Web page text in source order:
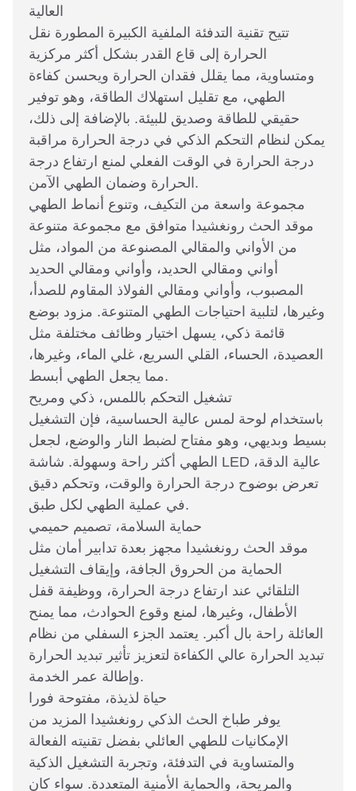
العالية
تتيح تقنية التدفئة الملفية الكبيرة المطورة نقل
الحرارة إلى قاع القدر بشكل أكثر مركزية
ومتساوية، مما يقلل فقدان الحرارة ويحسن كفاءة
الطهي، مع تقليل استهلاك الطاقة، وهو توفير
حقيقي للطاقة وصديق للبيئة. بالإضافة إلى ذلك،
يمكن لنظام التحكم الذكي في درجة الحرارة مراقبة
درجة الحرارة في الوقت الفعلي لمنع ارتفاع درجة
الحرارة وضمان الطهي الآمن.
مجموعة واسعة من التكيف، وتنوع أنماط الطهي
موقد الحث رونغشيدا متوافق مع مجموعة متنوعة
من الأواني والمقالي المصنوعة من المواد، مثل
أواني ومقالي الحديد، وأواني ومقالي الحديد
المصبوب، وأواني ومقالي الفولاذ المقاوم للصدأ،
وغيرها، لتلبية احتياجات الطهي المتنوعة. مزود بوضع
قائمة ذكي، يسهل اختيار وظائف مختلفة مثل
العصيدة، الحساء، القلي السريع، غلي الماء، وغيرها،
مما يجعل الطهي أبسط.
تشغيل التحكم باللمس، ذكي ومريح
باستخدام لوحة لمس عالية الحساسية، فإن التشغيل
بسيط وبديهي، وهو مفتاح لضبط النار والوضع، لجعل
الطهي أكثر راحة وسهولة. شاشة LED عالية الدقة،
تعرض بوضوح درجة الحرارة والوقت، وتحكم دقيق
في عملية الطهي لكل طبق.
حماية السلامة، تصميم حميمي
موقد الحث رونغشيدا مجهز بعدة تدابير أمان مثل
الحماية من الحروق الجافة، وإيقاف التشغيل
التلقائي عند ارتفاع درجة الحرارة، ووظيفة قفل
الأطفال، وغيرها، لمنع وقوع الحوادث، مما يمنح
العائلة راحة بال أكبر. يعتمد الجزء السفلي من نظام
تبديد الحرارة عالي الكفاءة لتعزيز تأثير تبديد الحرارة
وإطالة عمر الخدمة.
حياة لذيذة، مفتوحة فورا
يوفر طباخ الحث الذكي رونغشيدا المزيد من
الإمكانيات للطهي العائلي بفضل تقنيته الفعالة
والمتساوية في التدفئة، وتجربة التشغيل الذكية
والمريحة، والحماية الأمنية المتعددة. سواء كان